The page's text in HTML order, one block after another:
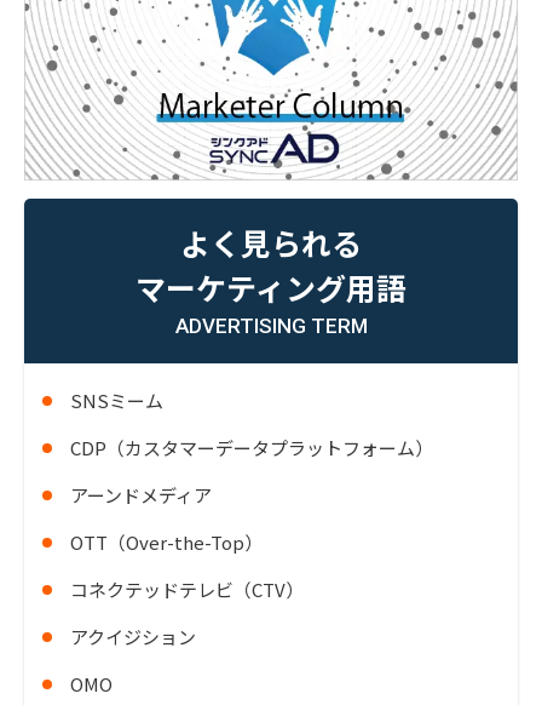
よく見られる
マーケティング用語
ADVERTISING TERM
SNSミーム
CDP（カスタマーデータプラットフォーム）
アーンドメディア
OTT（Over-the-Top）
コネクテッドテレビ（CTV）
アクイジション
OMO